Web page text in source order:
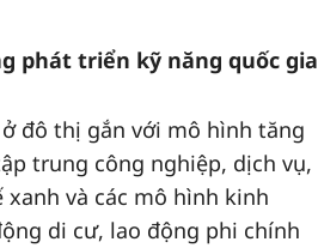
phát triển kỹ năng quốc gia
đô thị gắn với mô hình tăng
trung công nghiệp, dịch vụ,
và các mô hình kinh
di cư, lao động phi chính